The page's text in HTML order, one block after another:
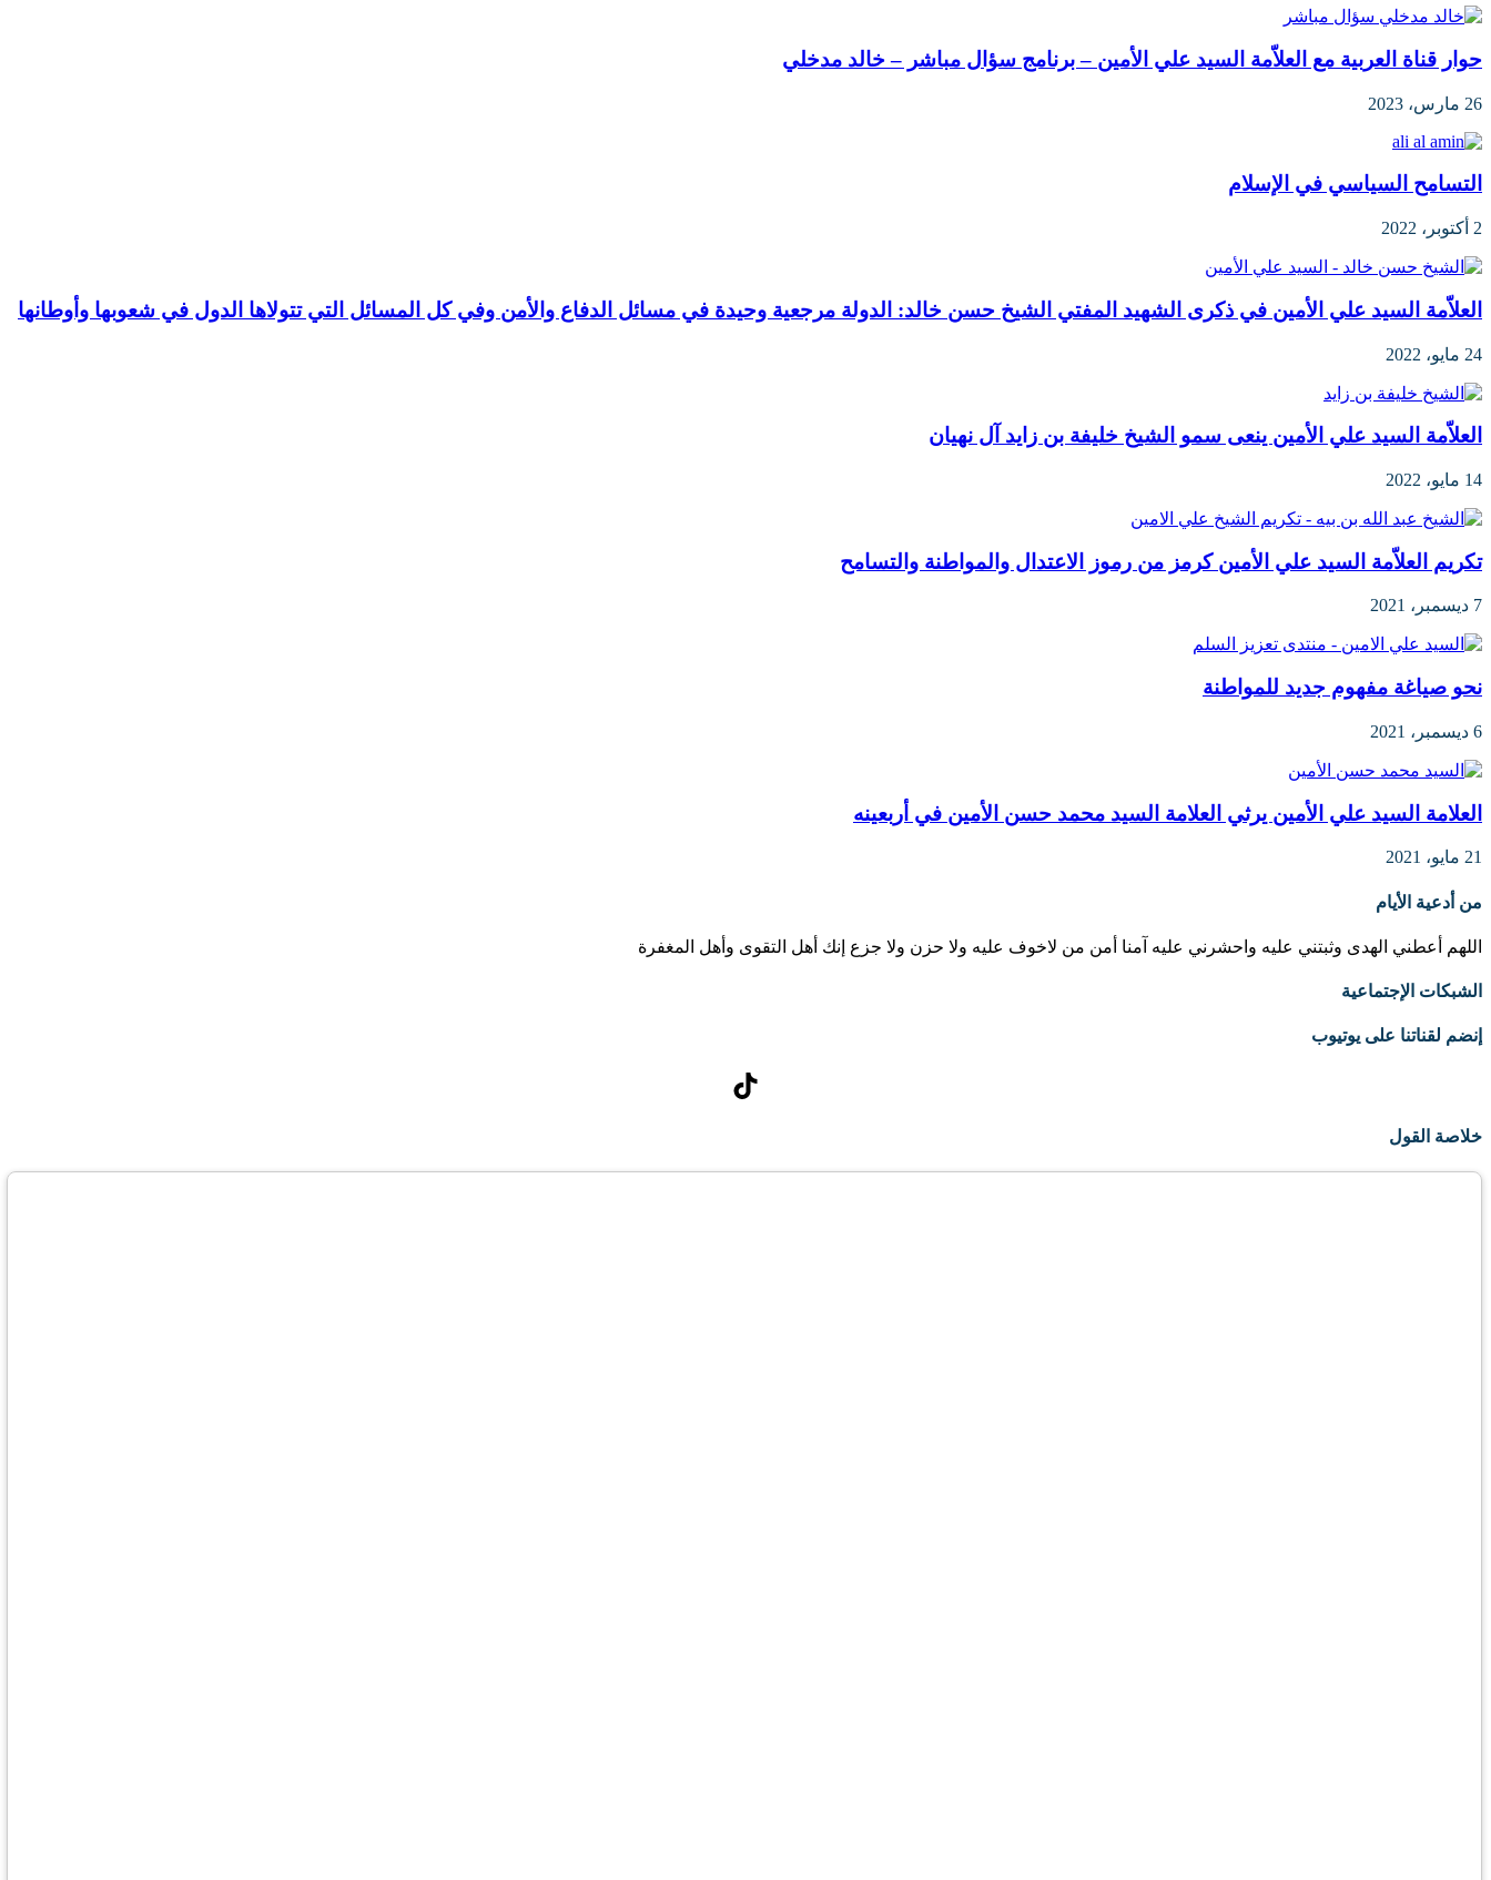
حوار قناة العربية مع العلاّمة السيد علي الأمين – برنامج سؤال مباشر – خالد مدخلي
26 مارس، 2023
التسامح السياسي في الإسلام
2 أكتوبر، 2022
العلاّمة السيد علي الأمين في ذكرى الشهيد المفتي الشيخ حسن خالد: الدولة مرجعية وحيدة في مسائل الدفاع والأمن وفي كل المسائل التي تتولاها الدول في شعوبها وأوطانها
24 مايو، 2022
العلاّمة السيد علي الأمين ينعى سمو الشيخ خليفة بن زايد آل نهيان
14 مايو، 2022
تكريم العلاّمة السيد علي الأمين كرمز من رموز الاعتدال والمواطنة والتسامح
7 ديسمبر، 2021
نحو صياغة مفهوم جديد للمواطنة
6 ديسمبر، 2021
العلامة السيد علي الأمين يرثي العلامة السيد محمد حسن الأمين في أربعينه
21 مايو، 2021
من أدعية الأيام
اللهم أعطني الهدى وثبتني عليه واحشرني عليه آمنا أمن من لاخوف عليه ولا حزن ولا جزع إنك أهل التقوى وأهل المغفرة
الشبكات الإجتماعية
إنضم لقناتنا على يوتيوب
تيك توك
خلاصة القول